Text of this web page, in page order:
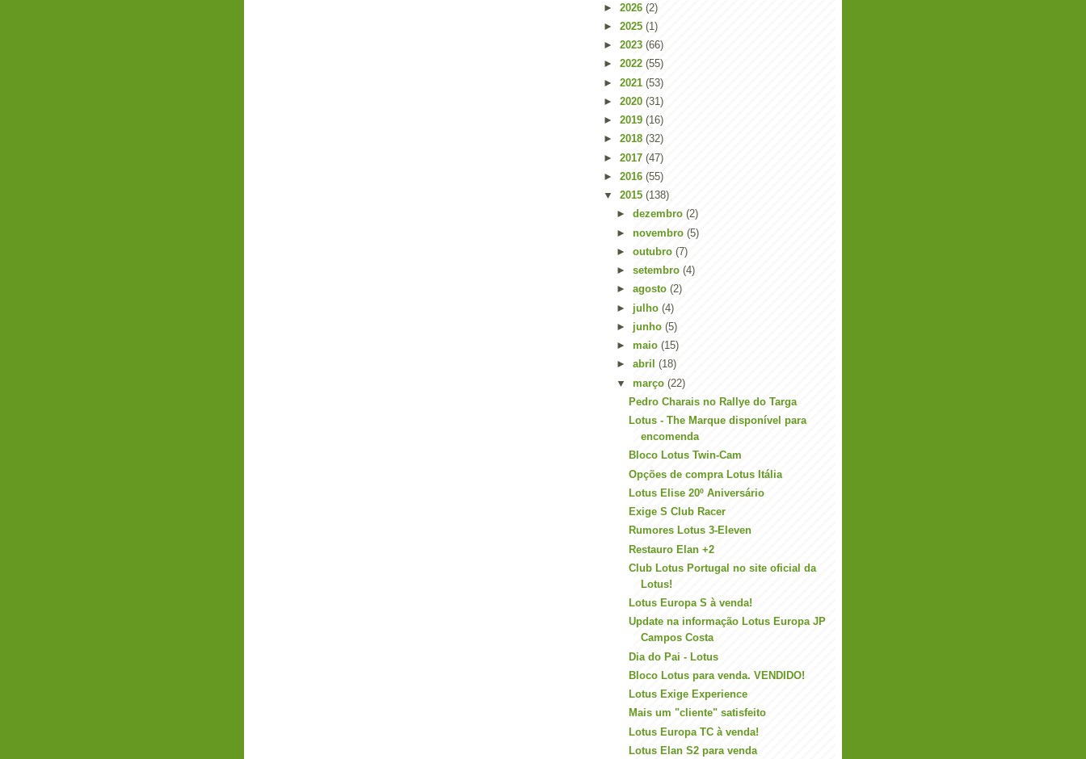
► 2026 (2)
► 2025 (1)
► 2023 (66)
► 2022 (55)
► 2021 (53)
► 2020 (31)
► 2019 (16)
► 2018 (32)
► 2017 (47)
► 2016 (55)
▼ 2015 (138)
► dezembro (2)
► novembro (5)
► outubro (7)
► setembro (4)
► agosto (2)
► julho (4)
► junho (5)
► maio (15)
► abril (18)
▼ março (22)
Pedro Charais no Rallye do Targa
Lotus - The Marque disponível para
encomenda
Bloco Lotus Twin-Cam
Opções de compra Lotus Itália
Lotus Elise 20º Aniversário
Exige S Club Racer
Rumores Lotus 3-Eleven
Restauro Elan +2
Club Lotus Portugal no site oficial da
Lotus!
Lotus Europa S à venda!
Update na informação Lotus Europa JP
Campos Costa
Dia do Pai - Lotus
Bloco Lotus para venda. VENDIDO!
Lotus Exige Experience
Mais um "cliente" satisfeito
Lotus Europa TC à venda!
Lotus Elan S2 para venda